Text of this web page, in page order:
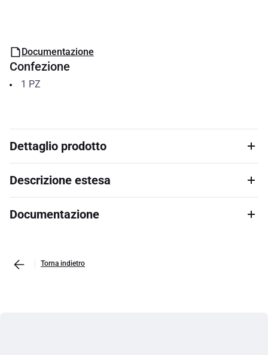
Documentazione
Confezione
1 PZ
Dettaglio prodotto
Descrizione estesa
Documentazione
Torna indietro